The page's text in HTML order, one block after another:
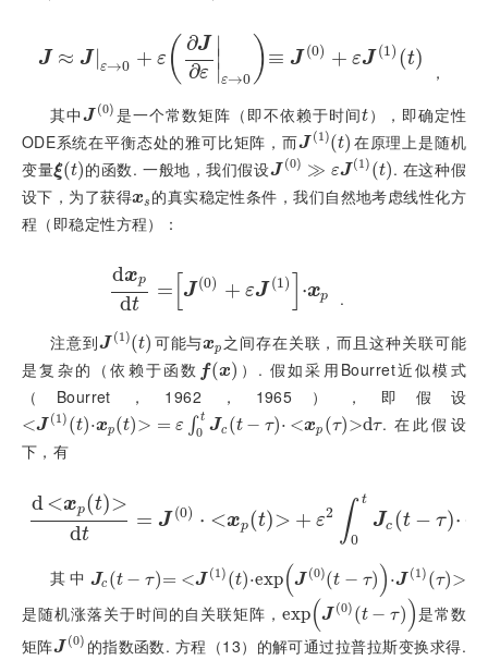
J ≈ J| ε→0 + ε ( ∂J
∂ε
∣
∣
∣
ε→0 )≡ J (0) + εJ (1) (t)
J ≈J ε→0 + ε∂J∂ε 0≡J 0)+ε J(1 )t
，
其中J (0)
J(0) 是一个常数矩阵（即不依赖于时间t
t ），即确定性
ODE系统在平衡态处的雅可比矩阵，而J (1)(t)
J(1)t
在原理上是随机
变量ξ(t)
ξt 的函数. 一般地，我们假设J (0) ≫ εJ (1) (t)
J(0)≫εJ (1)t
. 在这种假
设下，为了获得xs
xs 的真实稳定性条件，我们自然地考虑线性化方
程（即稳定性方程）：
dxp
dt
= J (0) + εJ (1) ⋅xp
d xpd =J(0 +ε J(1)⋅xp .
注意到J (1)(t)
J(1)t 可能与xp
xp 之间存在关联，而且这种关联可能
是复杂的（依赖于函数 f(x)
fx
）. 假如采用Bourret近似模式
（Bourret，1962，1965），即假设
<J (1) (t)⋅xp(t)> = ε ∫ t
0 Jc (t − τ)⋅ <xp (τ)>dτ
J1t⋅xpt=ε∫0tJct-τ⋅xp τd τ
. 在此假设
下，有
d<xp(t)>
dt
= J (0) ⋅ <xp(t)> + ε2 ∫ t
0
Jc (t − τ)⋅ <
dx pt dt=J(0)⋅xpt+ε2∫0 c ⋅xpτd τ
其中 Jc (t − τ)= <J (1) (t)⋅exp(J (0)(t − τ) ) ⋅J (1) (τ)>
Jct-τ=J( 1)t⋅e xpJ(0)t-τ⋅J(1)τ
是随机涨落关于时间的自关联矩阵，exp(J (0) (t − τ) )
expJ( 0)t-τ
是常数
矩阵J (0)
J(0) 的指数函数. 方程（13）的解可通过拉普拉斯变换求得.